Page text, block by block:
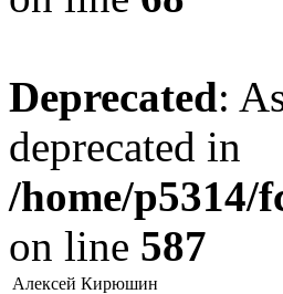
Deprecated:
deprecated in
/home/p5314/
on line 587
Алексей Кирюшин